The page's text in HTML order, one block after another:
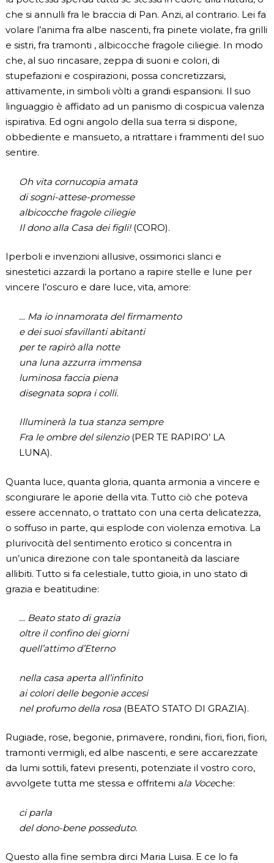
che si annulli fra le braccia di Pan. Anzi, al contrario. Lei fa
volare l’anima fra albe nascenti, fra pinete violate, fra grilli
e sistri, fra tramonti , albicocche fragole ciliegie. In modo
che, al suo rincasare, zeppa di suoni e colori, di
stupefazioni e cospirazioni, possa concretizzarsi,
attivamente, in simboli vòlti a grandi espansioni. Il suo
linguaggio è affidato ad un panismo di cospicua valenza
ispirativa. Ed ogni angolo della sua terra si dispone,
obbediente e mansueto, a ritrattare i frammenti del suo
sentire.
Oh vita cornucopia amata
di sogni-attese-promesse
albicocche fragole ciliegie
Il dono alla Casa dei figli! (CORO).
Iperboli e invenzioni allusive, ossimorici slanci e
sinestetici azzardi la portano a rapire stelle e lune per
vincere l’oscuro e dare luce, vita, amore:
… Ma io innamorata del firmamento
e dei suoi sfavillanti abitanti
per te rapirò alla notte
una luna azzurra immensa
luminosa faccia piena
disegnata sopra i colli.
Illuminerà la tua stanza sempre
Fra le ombre del silenzio (PER TE RAPIRO’ LA
LUNA).
Quanta luce, quanta gloria, quanta armonia a vincere e
scongiurare le aporie della vita. Tutto ciò che poteva
essere accennato, o trattato con una certa delicatezza,
o soffuso in parte, qui esplode con violenza emotiva. La
plurivocità del sentimento erotico si concentra in
un’unica direzione con tale spontaneità da lasciare
allibiti. Tutto si fa celestiale, tutto gioia, in uno stato di
grazia e beatitudine:
… Beato stato di grazia
oltre il confino dei giorni
quell’attimo d’Eterno
nella casa aperta all’infinito
ai colori delle begonie accesi
nel profumo della rosa (BEATO STATO DI GRAZIA).
Rugiade, rose, begonie, primavere, rondini, fiori, fiori, fiori,
tramonti vermigli, ed albe nascenti, e sere accarezzate
da lumi sottili, fatevi presenti, potenziate il vostro coro,
avvolgete tutta me stessa e offritemi ala Voceche:
ci parla
del dono-bene posseduto.
Questo alla fine sembra dirci Maria Luisa. E ce lo fa